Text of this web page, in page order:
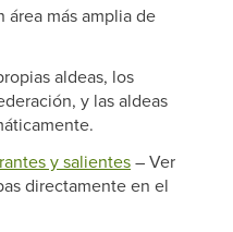
área más amplia de
aldeas, los
y las aldeas
y salientes– Ver
directamente en el